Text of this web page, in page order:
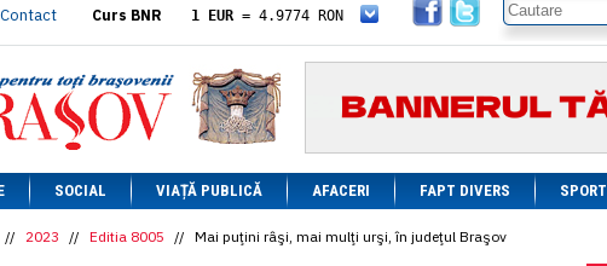
Contact Curs BNR 1 EUR = 4.9774 RON
= 5.8304 RON
1 XAU= 464.4611 RON
1 AED= 1.1933 RON
1 AUD= 2.7957 RON
1 BGN= 2.5449 RON
1 CAD= 3.1559 RON
1 CHF= 5.2813 RON
1 CNY= 0.6015 RON
SOCIAL VIAȚĂ PUBLICĂ AFACERI FAPT DIVERS SPORT
// 2023 // Editia 8005 // Mai puţini râşi, mai mulţi urşi, în judeţul Braşov